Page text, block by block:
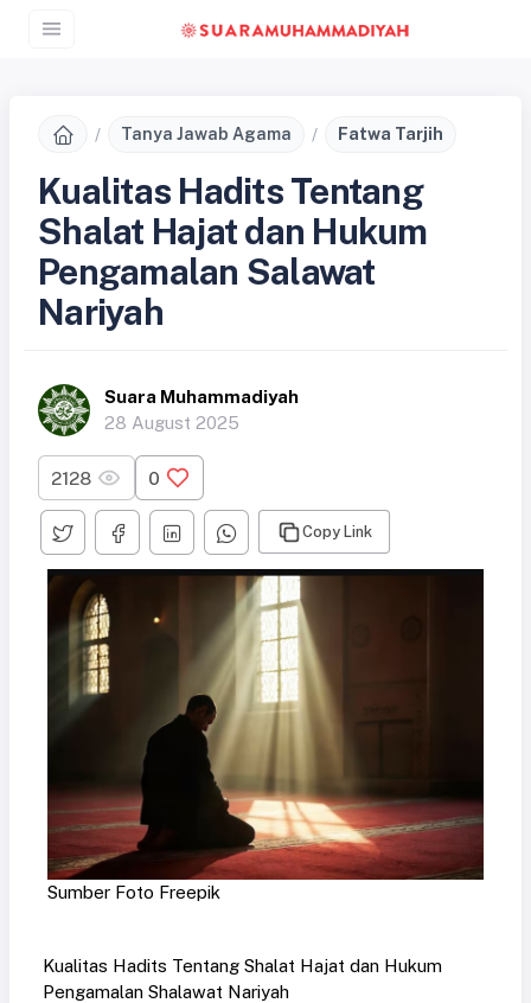
Tanya Jawab Agama Fatwa Tarjih
Kualitas Hadits Tentang
Shalat Hajat dan Hukum
Pengamalan Salawat
Nariyah
Suara Muhammadiyah
28 August 2025
2128 0
Copy Link
Sumber Foto Freepik
Kualitas Hadits Tentang Shalat Hajat dan Hukum
Pengamalan Shalawat Nariyah